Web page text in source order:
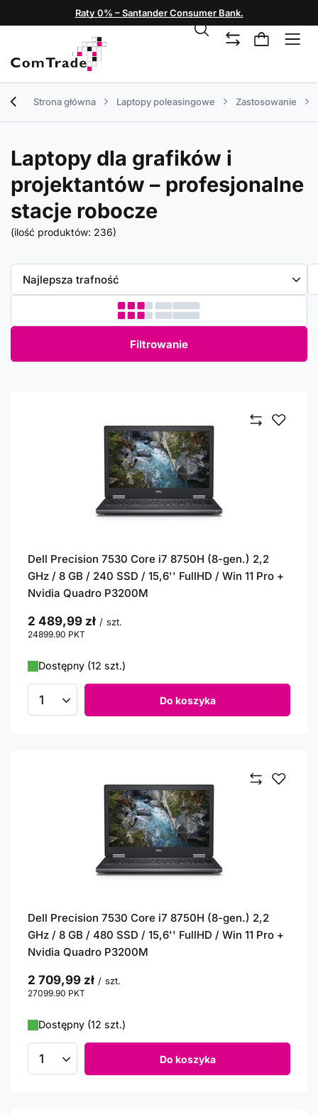
Raty 0% – Santander Consumer Bank.
Strona główna Laptopy poleasingowe Zastosowanie
Laptopy dla grafików i
projektantów – profesjonalne
stacje robocze
(ilość produktów: 236)
Zmień sortowanie
Najlepsza trafność
Filtrowanie
Dell Precision 7530 Core i7 8750H (8-gen.) 2,2
GHz / 8 GB / 240 SSD / 15,6'' FullHD / Win 11 Pro +
Nvidia Quadro P3200M
2 489,99 zł / szt.
24899.90 PKT
Dostępny (12 szt.)
Ilość produktów Do koszyka
Dell Precision 7530 Core i7 8750H (8-gen.) 2,2
GHz / 8 GB / 480 SSD / 15,6'' FullHD / Win 11 Pro +
Nvidia Quadro P3200M
2 709,99 zł / szt.
27099.90 PKT
Dostępny (12 szt.)
Ilość produktów Do koszyka